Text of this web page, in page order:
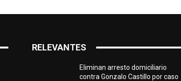
RELEVANTES
Eliminan arresto domiciliario
contra Gonzalo Castillo por caso